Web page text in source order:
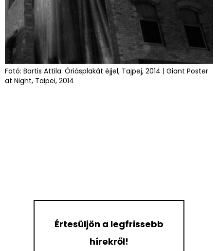
Fotó: Bartis Attila: Óriásplakát éjjel, Tajpej, 2014 | Giant Poster
at Night, Taipei, 2014
Értesüljön a legfrissebb
hírekről!